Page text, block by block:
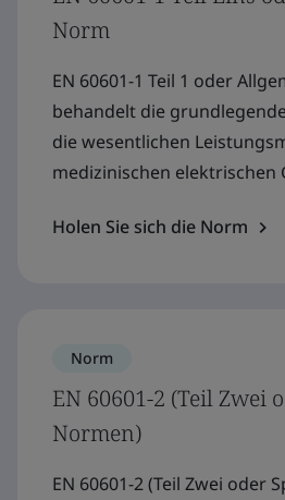
Norm
EN 60601-1 Teil 1 oder
behandelt die
die wesentlichen
medizinischen elektrischen
Holen Sie sich die Norm
Norm
EN 60601-2 (Teil Zwei
Normen)
EN 60601-2 (Teil Zwei oder